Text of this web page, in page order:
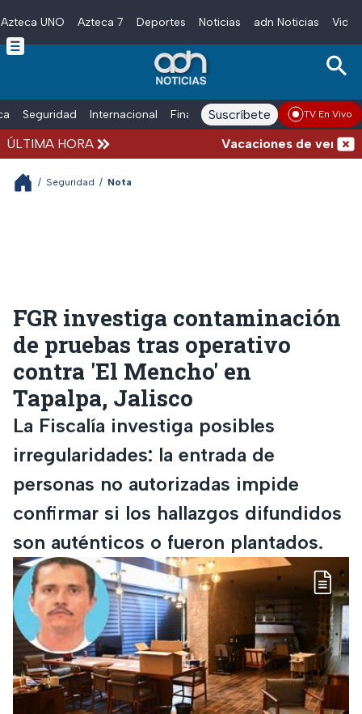
Skip to main content
Azteca UNO Azteca 7 Deportes Noticias adn Noticias
Seguridad Internacional Finanzas adn Noticias Radio
Suscríbete TV En Vivo
ÚLTIMA HORA Vacaciones de verano
/ Seguridad / Nota
FGR investiga contaminación
de pruebas tras operativo
contra 'El Mencho' en
Tapalpa, Jalisco
La Fiscalía investiga posibles
irregularidades: la entrada de
personas no autorizadas impide
confirmar si los hallazgos difundidos
son auténticos o fueron plantados.